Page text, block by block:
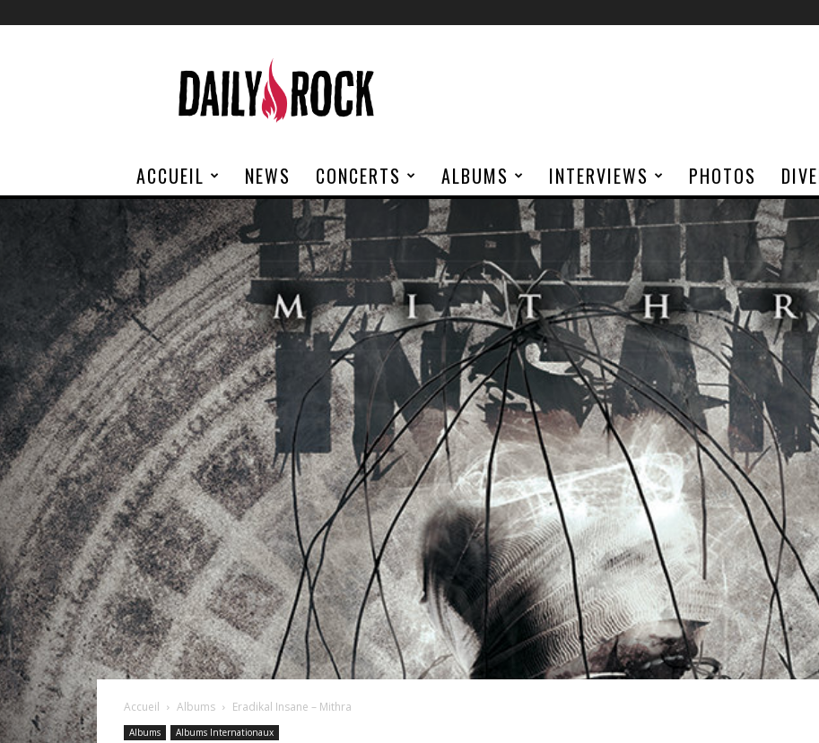
Rock
ACCUEIL NEWS CONCERTS ALBUMS INTERVIEWS PHOTOS
Accueil Albums Eradikal Insane – Mithra
Albums Albums Internationaux